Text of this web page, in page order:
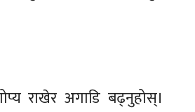
राखेर अगाडि बढ्नुहोस्।